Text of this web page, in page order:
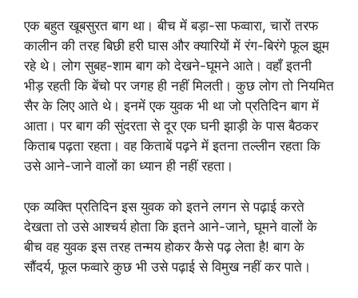
एक बहुत खूबसुरत बाग था। बीच में बड़ा-सा फव्वारा, चारों तरफ
कालीन की तरह बिछी हरी घास और क्यारियों में रंग-बिरंगे फूल झूम
रहे थे। लोग सुबह-शाम बाग को देखने-घूमने आते। वहाँ इतनी
भीड़ रहती कि बेंचो पर जगह ही नहीं मिलती। कुछ लोग तो नियमित
सैर के लिए आते थे। इनमें एक युवक भी था जो प्रतिदिन बाग में
आता। पर बाग की सुंदरता से दूर एक घनी झाड़ी के पास बैठकर
किताब पढ़ता रहता। वह किताबें पढ़ने में इतना तल्लीन रहता कि
उसे आने-जाने वालों का ध्यान ही नहीं रहता।
एक व्यक्ति प्रतिदिन इस युवक को इतने लगन से पढ़ाई करते
देखता तो उसे आश्चर्य होता कि इतने आने-जाने, घूमने वालों के
बीच वह युवक इस तरह तन्मय होकर कैसे पढ़ लेता है! बाग के
सौंदर्य, फूल फव्वारे कुछ भी उसे पढ़ाई से विमुख नहीं कर पाते।